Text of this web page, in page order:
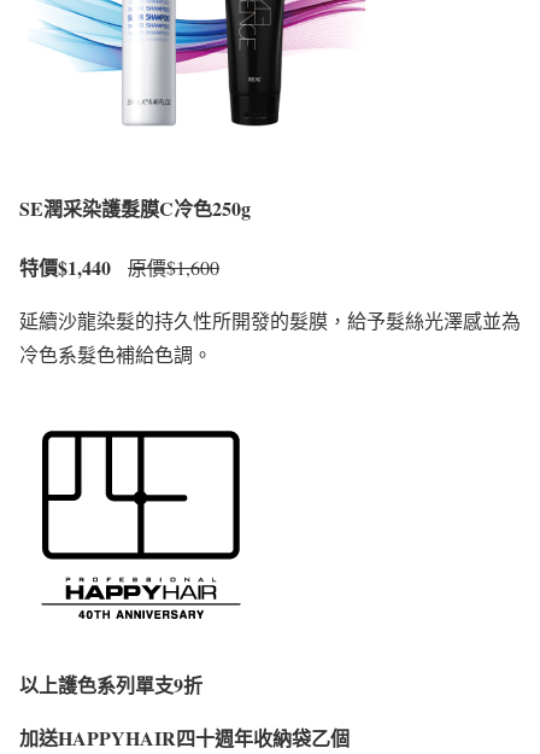
SE潤采染護髮膜C冷色250g
特價$1,440 原價$1,600
延續沙龍染髮的持久性所開發的髮膜，給予髮絲光澤感並為
冷色系髮色補給色調。
以上護色系列單支9折
加送HAPPYHAIR四十週年收納袋乙個